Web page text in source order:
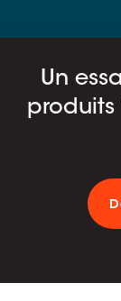
Un
produits